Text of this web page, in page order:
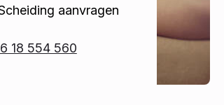
aanvragen
18 554 560